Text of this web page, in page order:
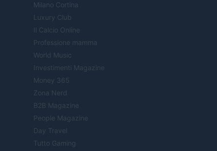
Milano Cortina
Luxury Club
Il Calcio Online
Professione mamma
World Music
Investimenti Magazine
Money 365
Zona Nerd
B2B Magazine
People Magazine
Day Travel
Tutto Gaming